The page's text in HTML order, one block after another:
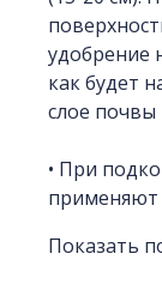
удобрение
как будет
слое почвы
• При
применяют
Показать